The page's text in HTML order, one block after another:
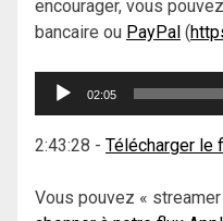
encourager, vous
bancaire ou PayPal (
Lecteur
02:05
2:43:28 - Télécharger le
Vous pouvez «